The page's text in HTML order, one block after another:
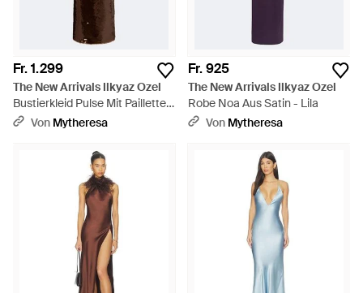
Fr. 1.299
The New Arrivals Ilkyaz Ozel
Bustierkleid Pulse Mit Pailletten
- Braun
Von Mytheresa
Fr. 925
The New Arrivals Ilkyaz Ozel
Robe Noa Aus Satin - Lila
Von Mytheresa